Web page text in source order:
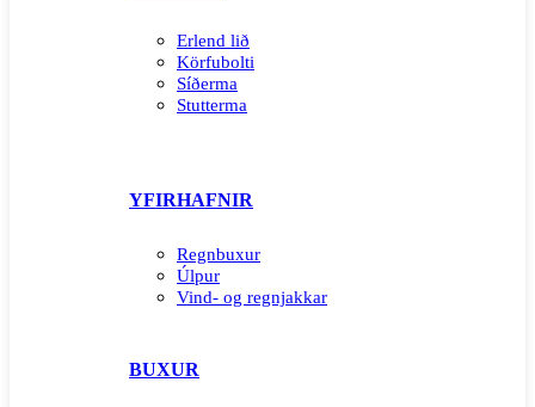
Erlend lið
Körfubolti
Síðerma
Stutterma
YFIRHAFNIR
Regnbuxur
Úlpur
Vind- og regnjakkar
BUXUR